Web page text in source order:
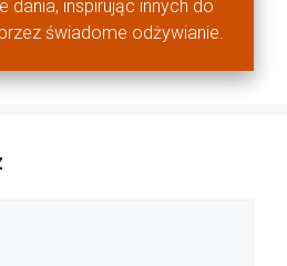
dania, inspirując innych do
świadome odżywianie.